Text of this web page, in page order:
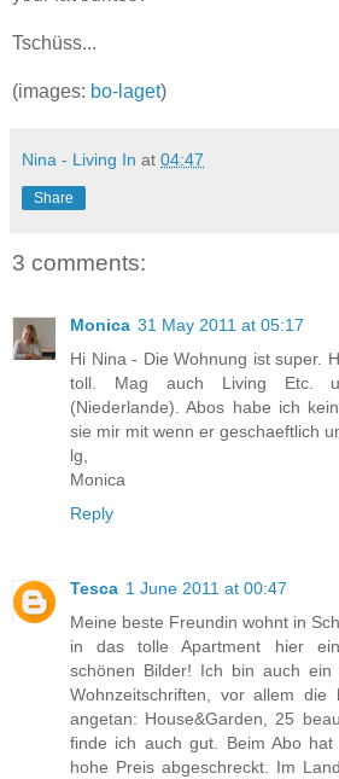
Tschüss...
(images: bo-laget)
Nina - Living In at 04:47
Share
3 comments:
Monica 31 May 2011 at 05:17
Hi Nina - Die Wohnung ist super.
toll. Mag auch Living Etc.
(Niederlande). Abos habe ich
sie mir mit wenn er geschaeftlich
lg,
Monica
Reply
Tesca 1 June 2011 at 00:47
Meine beste Freundin wohnt in
in das tolle Apartment hier
schönen Bilder! Ich bin auch ein
Wohnzeitschriften, vor allem
angetan: House&Garden, 25
finde ich auch gut. Beim Abo
hohe Preis abgeschreckt. Im